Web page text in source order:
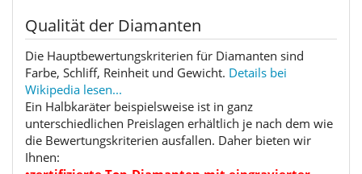
Qualität der Diamanten
Die Hauptbewertungskriterien für Diamanten sind
Farbe, Schliff, Reinheit und Gewicht. Details bei
Wikipedia lesen...
Ein Halbkaräter beispielsweise ist in ganz
unterschiedlichen Preislagen erhältlich je nach dem wie
die Bewertungskriterien ausfallen. Daher bieten wir
Ihnen: